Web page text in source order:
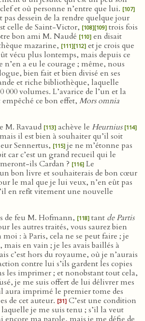
et où personne n’entre que lui. [107]
pas dessein de la rendre quelque jour
celle de Saint-Victor, [108][109] trois fois
bon ami M. Naudé [110] en disait
mazarine, [111][112] et je crois que
vécu plus lontemps, mais depuis ce
n’en a eu le courage ; même, nous
bien fait et bien divisé en ses
et riche bibliothèque, laquelle
000 volumes. L’avarice de l’un et la
ce bon effet, Mors omnia
M. Ravaud [113] achève le Heurnius [114]
il est bien à souhaiter qu’il soit
Sennertus, [115] je ne m’étonne pas
car c’est un grand recueil qui le
ils Cardan ? [116] Le
bon livre et souhaiterais de bon cœur
le mal que je lui veux, n’en eût pas
en refît vitement une nouvelle
de feu M. Hofmann, [118] tant de Partis
les autres traités, vous saurez bien
moi : à Paris, cela ne se peut faire ; je
mais en vain ; je les avais baillés à
c’est hors du royaume, où je n’aurais
contre lui s’ils gardent les copies
les imprimer ; et nonobstant tout cela,
je me suis offert de lui délivrer mes
aura imprimé le premier tome des
de cet auteur. [31] C’est une condition
je me suis tenu ; s’il la veut